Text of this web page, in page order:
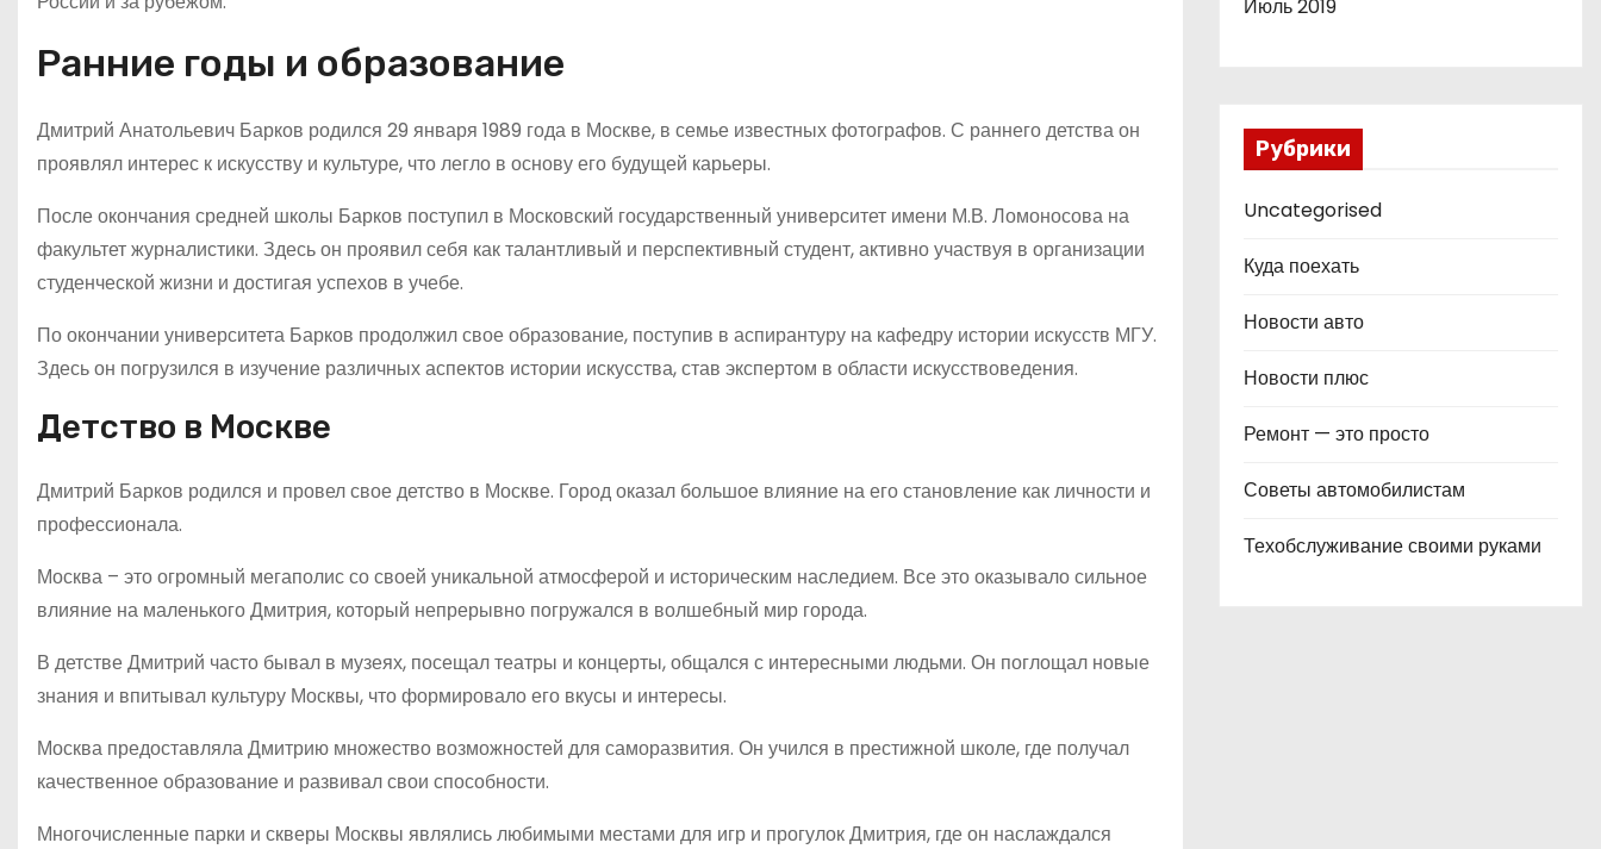
Ранние годы и образование
Дмитрий Анатольевич Барков родился 29 января 1989 года в Москве, в семье известных фотографов. С раннего детства он
проявлял интерес к искусству и культуре, что легло в основу его будущей карьеры.
После окончания средней школы Барков поступил в Московский государственный университет имени М.В. Ломоносова на
факультет журналистики. Здесь он проявил себя как талантливый и перспективный студент, активно участвуя в организации
студенческой жизни и достигая успехов в учебе.
По окончании университета Барков продолжил свое образование, поступив в аспирантуру на кафедру истории искусств МГУ.
Здесь он погрузился в изучение различных аспектов истории искусства, став экспертом в области искусствоведения.
Детство в Москве
Дмитрий Барков родился и провел свое детство в Москве. Город оказал большое влияние на его становление как личности и
профессионала.
Москва – это огромный мегаполис со своей уникальной атмосферой и историческим наследием. Все это оказывало сильное
влияние на маленького Дмитрия, который непрерывно погружался в волшебный мир города.
В детстве Дмитрий часто бывал в музеях, посещал театры и концерты, общался с интересными людьми. Он поглощал новые
знания и впитывал культуру Москвы, что формировало его вкусы и интересы.
Москва предоставляла Дмитрию множество возможностей для саморазвития. Он учился в престижной школе, где получал
качественное образование и развивал свои способности.
Многочисленные парки и скверы Москвы являлись любимыми местами для игр и прогулок Дмитрия, где он наслаждался
Июль 2019
Рубрики
Uncategorised
Куда поехать
Новости авто
Новости плюс
Ремонт — это просто
Советы автомобилистам
Техобслуживание своими руками